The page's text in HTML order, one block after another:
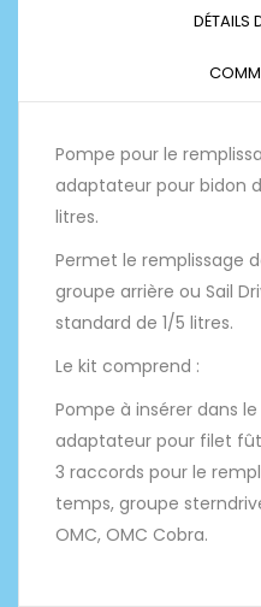
DÉTAILS
Pompe pour le
adaptateur pour bidon
litres.
Permet le remplissage
groupe arrière ou Sail
standard de 1/5 litres.
Le kit comprend :
Pompe à insérer dans
adaptateur pour filet
3 raccords pour le
temps, groupe
OMC, OMC Cobra.